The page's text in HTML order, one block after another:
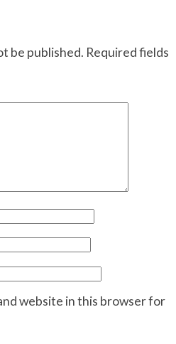
be published. Required fields
website in this browser for